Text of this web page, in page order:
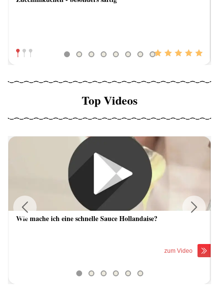
Previous
Top Videos
Wie mache ich eine schnelle Sauce Hollandaise?
zum Video
Previous